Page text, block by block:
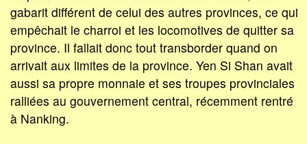
gabarit différent de celui des autres provinces, ce qui
empêchait le charroi et les locomotives de quitter sa
province. Il fallait donc tout transborder quand on
arrivait aux limites de la province. Yen Si Shan avait
aussi sa propre monnaie et ses troupes provinciales
ralliées au gouvernement central, récemment rentré
à Nanking.